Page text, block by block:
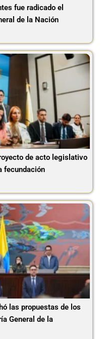
fue radicado el
de la Nación
de acto legislativo
fecundación
las propuestas de los
General de la